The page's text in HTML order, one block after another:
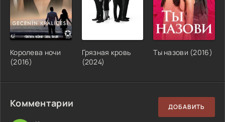
Королева ночи
(2016)
Грязная кровь
(2024)
Ты назови (2016)
Комментарии ДОБАВИТЬ